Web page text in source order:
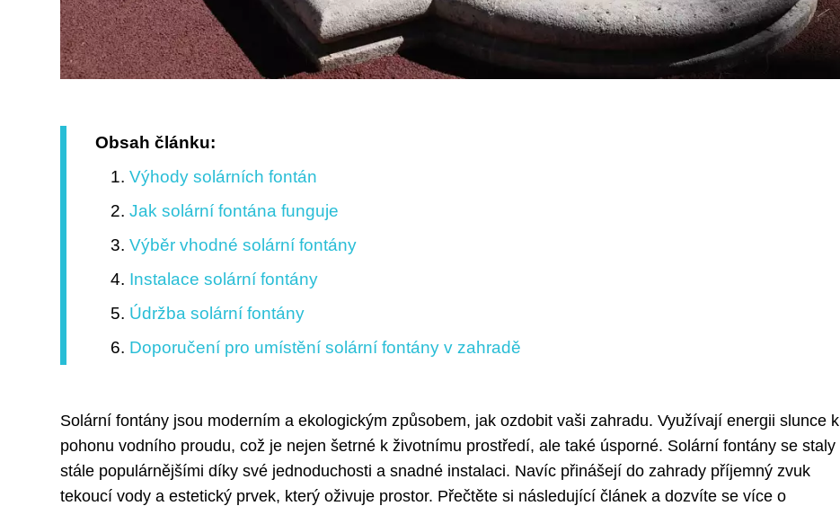
Obsah článku:
Výhody solárních fontán
Jak solární fontána funguje
Výběr vhodné solární fontány
Instalace solární fontány
Údržba solární fontány
Doporučení pro umístění solární fontány v zahradě
Solární fontány jsou moderním a ekologickým způsobem, jak ozdobit vaši zahradu. Využívají energii slunce k
pohonu vodního proudu, což je nejen šetrné k životnímu prostředí, ale také úsporné. Solární fontány se staly
stále populárnějšími díky své jednoduchosti a snadné instalaci. Navíc přinášejí do zahrady příjemný zvuk
tekoucí vody a estetický prvek, který oživuje prostor. Přečtěte si následující článek a dozvíte se více o